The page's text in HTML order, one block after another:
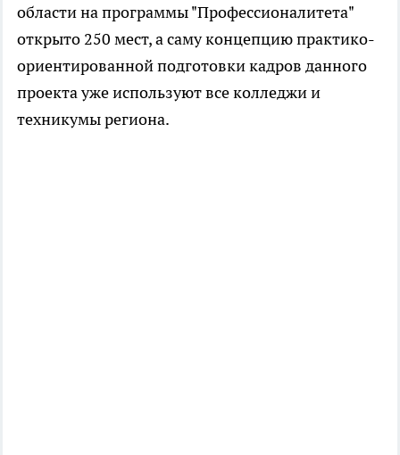
области на программы "Профессионалитета"
открыто 250 мест, а саму концепцию практико-
ориентированной подготовки кадров данного
проекта уже используют все колледжи и
техникумы региона.